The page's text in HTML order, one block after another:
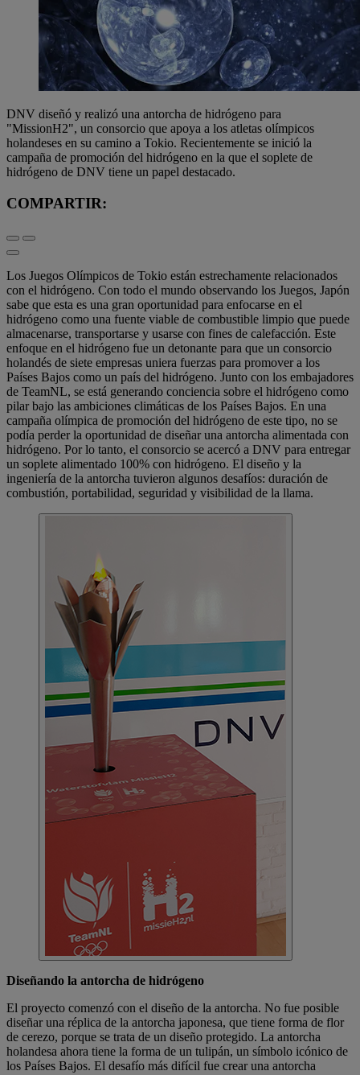
DNV diseñó y realizó una antorcha de hidrógeno para
"MissionH2", un consorcio que apoya a los atletas olímpicos
holandeses en su camino a Tokio. Recientemente se inició la
campaña de promoción del hidrógeno en la que el soplete de
hidrógeno de DNV tiene un papel destacado.
COMPARTIR:
Los Juegos Olímpicos de Tokio están estrechamente relacionados
con el hidrógeno. Con todo el mundo observando los Juegos, Japón
sabe que esta es una gran oportunidad para enfocarse en el
hidrógeno como una fuente viable de combustible limpio que puede
almacenarse, transportarse y usarse con fines de calefacción. Este
enfoque en el hidrógeno fue un detonante para que un consorcio
holandés de siete empresas uniera fuerzas para promover a los
Países Bajos como un país del hidrógeno. Junto con los embajadores
de TeamNL, se está generando conciencia sobre el hidrógeno como
pilar bajo las ambiciones climáticas de los Países Bajos. En una
campaña olímpica de promoción del hidrógeno de este tipo, no se
podía perder la oportunidad de diseñar una antorcha alimentada con
hidrógeno. Por lo tanto, el consorcio se acercó a DNV para entregar
un soplete alimentado 100% con hidrógeno. El diseño y la
ingeniería de la antorcha tuvieron algunos desafíos: duración de
combustión, portabilidad, seguridad y visibilidad de la llama.
Diseñando la antorcha de hidrógeno
El proyecto comenzó con el diseño de la antorcha. No fue posible
diseñar una réplica de la antorcha japonesa, que tiene forma de flor
de cerezo, porque se trata de un diseño protegido. La antorcha
holandesa ahora tiene la forma de un tulipán, un símbolo icónico de
los Países Bajos. El desafío más difícil fue crear una antorcha